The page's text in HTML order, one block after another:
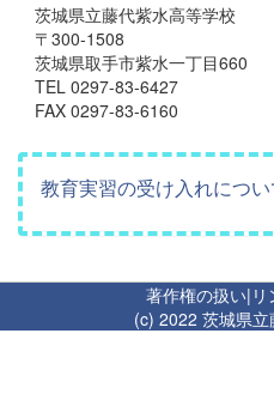
茨城県立藤代紫水高等学校
〒300-1508
茨城県取手市紫水一丁目660
TEL 0297-83-6427
FAX 0297-83-6160
教育実習の受け入れについ
著作権の扱い|
(c) 2022 茨城県